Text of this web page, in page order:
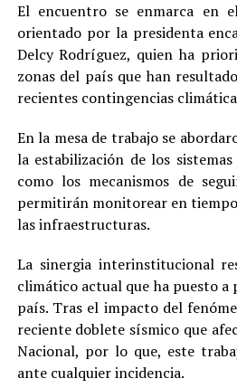
El encuentro se enmarca en
orientado por la presidenta
Delcy Rodríguez, quien ha
zonas del país que han
recientes contingencias
En la mesa de trabajo se
la estabilización de los
como los mecanismos de
permitirán monitorear en
las infraestructuras.
La sinergia interinstitucional
climático actual que ha puesto a
país. Tras el impacto del
reciente doblete sísmico que
Nacional, por lo que, este
ante cualquier incidencia.